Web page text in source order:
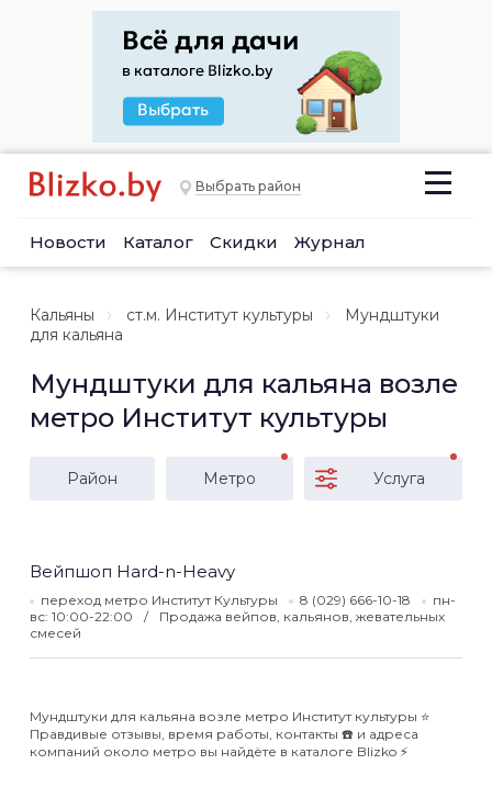
Выбрать район
Новости Каталог Скидки Журнал
Кальяны ст.м. Институт культуры
Мундштуки
для кальяна
Мундштуки для кальяна возле
метро Институт культуры
Район Метро Услуга
Вейпшоп Hard-n-Heavy
переход метро Институт Культуры 8 (029) 666-10-18
пн-
вс: 10:00-22:00
Продажа вейпов, кальянов, жевательных
смесей
Мундштуки для кальяна возле метро Институт культуры ⭐️
Правдивые отзывы, время работы, контакты ☎️ и адреса
компаний около метро вы найдёте в каталоге Blizko ⚡️